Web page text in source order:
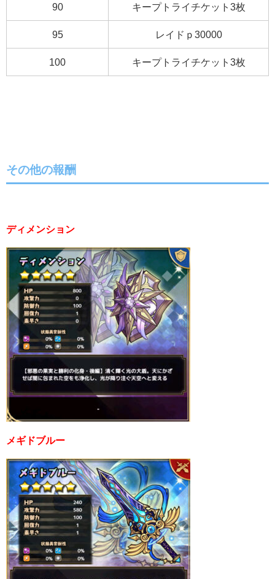
90 キープトライチケット3枚
95 レイドｐ30000
100 キープトライチケット3枚
その他の報酬
ディメンション
メギドブルー